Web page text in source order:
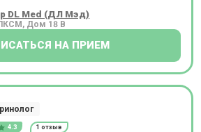
DL Med (ДЛ Мэд)
Дом 18 В
НА ПРИЕМ
4.3 1 отзыв